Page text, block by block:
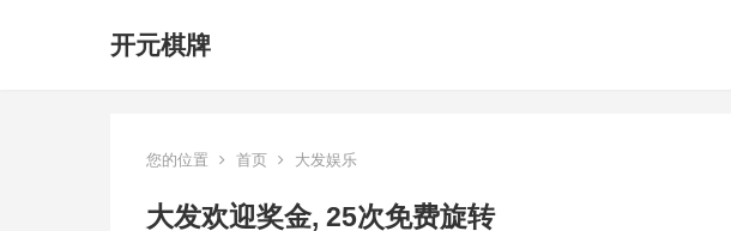
开元棋牌
您的位置 首页 大发娱乐
大发欢迎奖金, 25次免费旋转